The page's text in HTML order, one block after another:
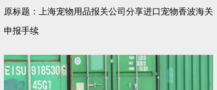
原标题：上海宠物用品报关公司分享进口宠物香波海关
申报手续